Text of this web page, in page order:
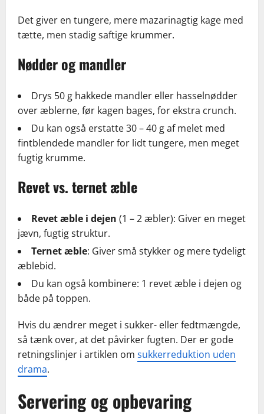
Det giver en tungere, mere mazarinagtig kage med
tætte, men stadig saftige krummer.
Nødder og mandler
Drys 50 g hakkede mandler eller hasselnødder
over æblerne, før kagen bages, for ekstra crunch.
Du kan også erstatte 30 – 40 g af melet med
fintblendede mandler for lidt tungere, men meget
fugtig krumme.
Revet vs. ternet æble
Revet æble i dejen (1 – 2 æbler): Giver en meget
jævn, fugtig struktur.
Ternet æble: Giver små stykker og mere tydeligt
æblebid.
Du kan også kombinere: 1 revet æble i dejen og
både på toppen.
Hvis du ændrer meget i sukker- eller fedtmængde,
så tænk over, at det påvirker fugten. Der er gode
retningslinjer i artiklen om sukkerreduktion uden
drama.
Servering og opbevaring